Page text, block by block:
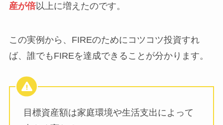
産が倍以上に増えたのです。
この実例から、FIREのためにコツコツ投資すれ
ば、誰でもFIREを達成できることが分かります。
目標資産額は家庭環境や生活支出によって